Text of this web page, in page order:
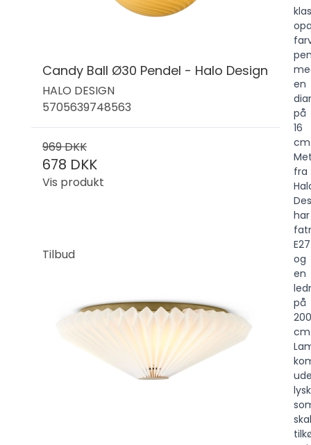
Candy Ball Ø30 Pendel - Halo Design
HALO DESIGN
5705639748563
969 DKK
678 DKK
Vis produkt
Tilbud
en
på
16
fra
har
E27
og
en
på
200
skal